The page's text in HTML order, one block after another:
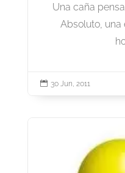
Una caña
Absoluto, una
 30 Jun, 2011